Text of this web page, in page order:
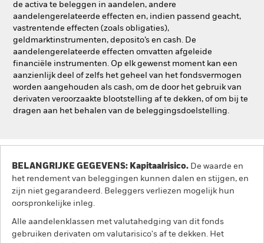
de activa te beleggen in aandelen, andere
aandelengerelateerde effecten en, indien passend geacht,
vastrentende effecten (zoals obligaties),
geldmarktinstrumenten, deposito’s en cash. De
aandelengerelateerde effecten omvatten afgeleide
financiële instrumenten. Op elk gewenst moment kan een
aanzienlijk deel of zelfs het geheel van het fondsvermogen
worden aangehouden als cash, om de door het gebruik van
derivaten veroorzaakte blootstelling af te dekken, of om bij te
dragen aan het behalen van de beleggingsdoelstelling.
BELANGRIJKE GEGEVENS: Kapitaalrisico. De waarde en
het rendement van beleggingen kunnen dalen en stijgen, en
zijn niet gegarandeerd. Beleggers verliezen mogelijk hun
oorspronkelijke inleg.
Alle aandelenklassen met valutahedging van dit fonds
gebruiken derivaten om valutarisico's af te dekken. Het